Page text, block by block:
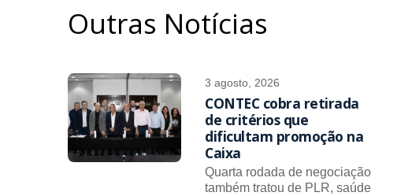
Outras Notícias
3 agosto, 2026
CONTEC cobra retirada
de critérios que
dificultam promoção na
Caixa
Quarta rodada de negociação
também tratou de PLR, saúde